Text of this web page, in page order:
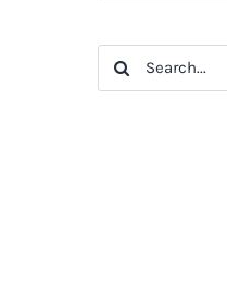
Search
for: